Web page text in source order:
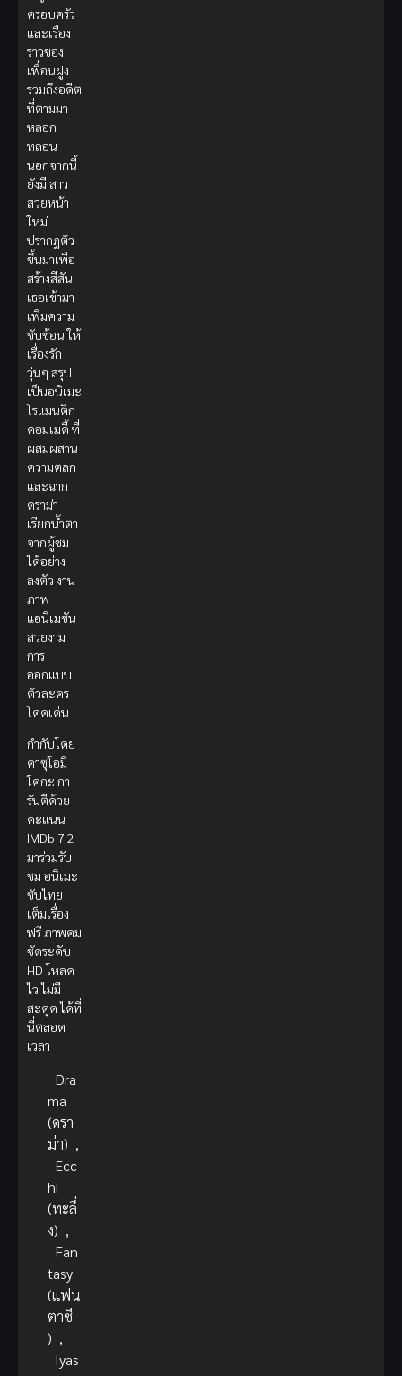
ครอบครัว
และเรื่อง
ราวของ
เพื่อนฝูง
รวมถึงอดีต
ที่ตามมา
หลอก
หลอน
นอกจากนี้
ยังมี สาว
สวยหน้า
ใหม่
ปรากฏตัว
ขึ้นมาเพื่อ
สร้างสีสัน
เธอเข้ามา
เพิ่มความ
ซับซ้อน ให้
เรื่องรัก
วุ่นๆ สรุป
เป็นอนิเมะ
โรแมนติก
คอมเมดี้ ที่
ผสมผสาน
ความตลก
และฉาก
ดราม่า
เรียกน้ำตา
จากผู้ชม
ได้อย่าง
ลงตัว งาน
ภาพ
แอนิเมชัน
สวยงาม
การ
ออกแบบ
ตัวละคร
โดดเด่น
กำกับโดย
คาซุโอมิ
โคกะ กา
รันตีด้วย
คะแนน
IMDb 7.2
มาร่วมรับ
ชม อนิเมะ
ซับไทย
เต็มเรื่อง
ฟรี ภาพคม
ชัดระดับ
HD โหลด
ไว ไม่มี
สะดุด ได้ที่
นี่ตลอด
เวลา
Dra
ma
(ดรา
ม่า) ,
Ecc
hi
(ทะลึ่
ง) ,
Fan
tasy
(แฟน
ตาซี
) ,
Iyas